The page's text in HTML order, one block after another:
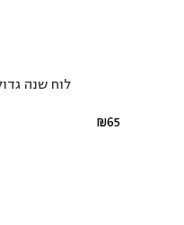
לוח שנה גדול 2026-
₪65